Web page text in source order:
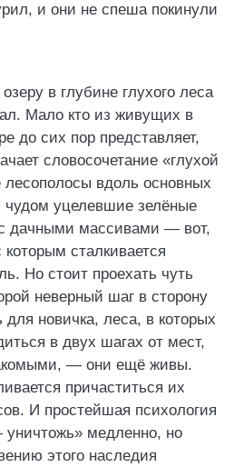
и они не спеша покинули
в глубине глухого леса
Мало кто из живущих в
до сих пор представляет,
словосочетание «глухой
вдоль основных
чудом уцелевшие зелёные
с дачными массивами — вот,
сталкивается
Но стоит проехать чуть
неверный шаг в сторону
для новичка, леса, в которых
в двух шагах от мест,
— они ещё живы.
причаститься их
И простейшая психология
медленно, но
этого наследия